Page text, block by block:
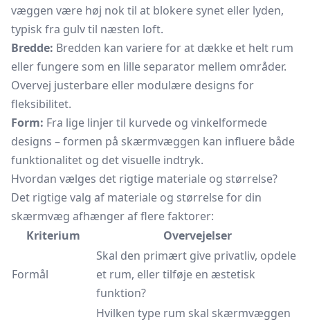
væggen være høj nok til at blokere synet eller lyden,
typisk fra gulv til næsten loft.
Bredde: Bredden kan variere for at dække et helt rum
eller fungere som en lille separator mellem områder.
Overvej justerbare eller modulære designs for
fleksibilitet.
Form: Fra lige linjer til kurvede og vinkelformede
designs – formen på skærmvæggen kan influere både
funktionalitet og det visuelle indtryk.
Hvordan vælges det rigtige materiale og størrelse?
Det rigtige valg af materiale og størrelse for din
skærmvæg afhænger af flere faktorer:
Kriterium
Overvejelser
Formål
Skal den primært give privatliv, opdele
et rum, eller tilføje en æstetisk
funktion?
Hvilken type rum skal skærmvæggen